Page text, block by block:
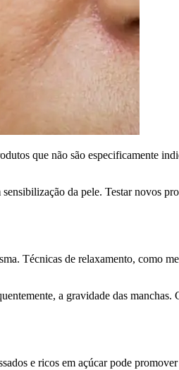
que não são especificamente
da pele. Testar novos
Técnicas de relaxamento, como
a gravidade das
e ricos em açúcar pode